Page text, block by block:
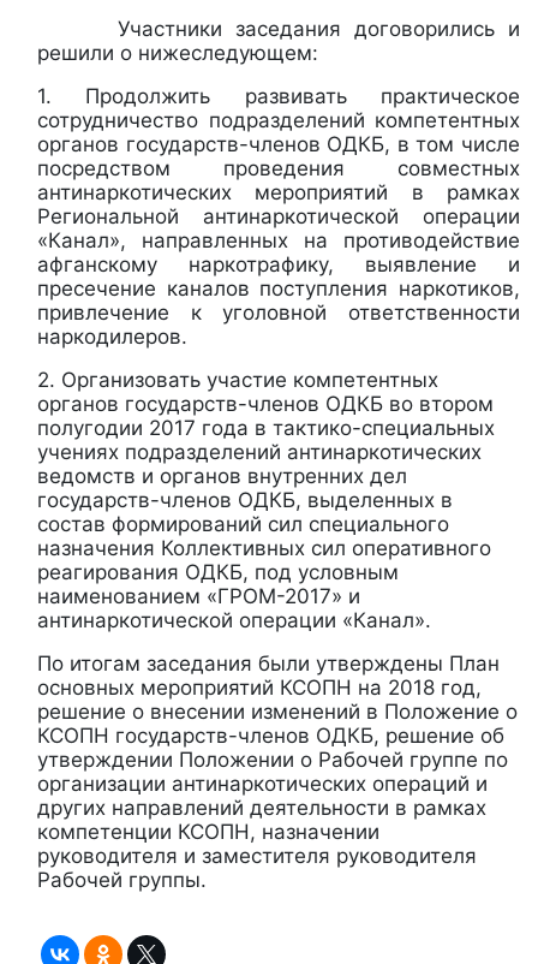
Участники заседания договорились и
решили о нижеследующем:
1. Продолжить развивать практическое
сотрудничество подразделений компетентных
органов государств-членов ОДКБ, в том числе
посредством проведения совместных
антинаркотических мероприятий в рамках
Региональной антинаркотической операции
«Канал», направленных на противодействие
афганскому наркотрафику, выявление и
пресечение каналов поступления наркотиков,
привлечение к уголовной ответственности
наркодилеров.
2. Организовать участие компетентных
органов государств-членов ОДКБ во втором
полугодии 2017 года в тактико-специальных
учениях подразделений антинаркотических
ведомств и органов внутренних дел
государств-членов ОДКБ, выделенных в
состав формирований сил специального
назначения Коллективных сил оперативного
реагирования ОДКБ, под условным
наименованием «ГРОМ-2017» и
антинаркотической операции «Канал».
По итогам заседания были утверждены План
основных мероприятий КСОПН на 2018 год,
решение о внесении изменений в Положение о
КСОПН государств-членов ОДКБ, решение об
утверждении Положении о Рабочей группе по
организации антинаркотических операций и
других направлений деятельности в рамках
компетенции КСОПН, назначении
руководителя и заместителя руководителя
Рабочей группы.